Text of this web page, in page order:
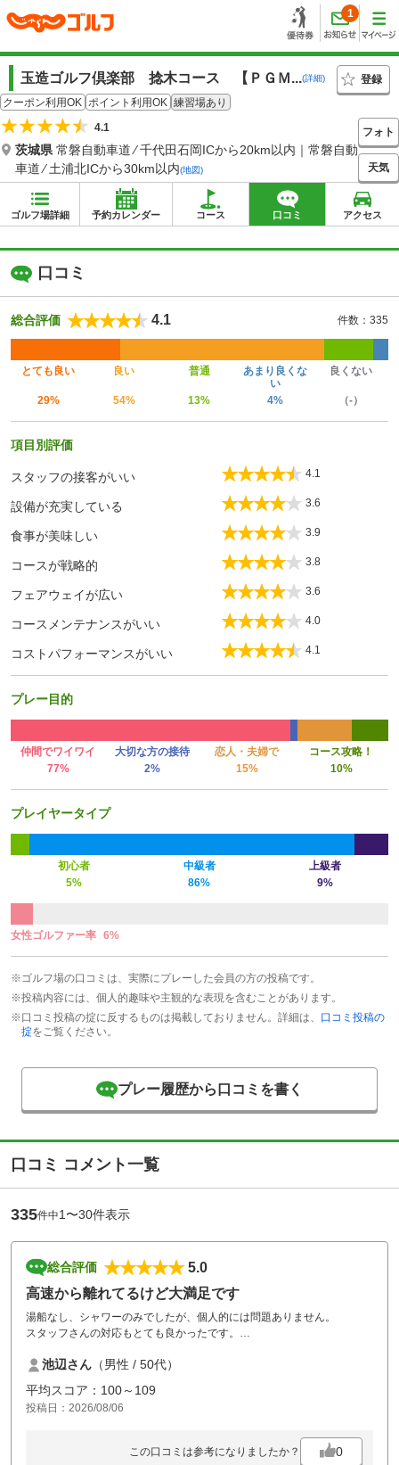
1
玉造ゴルフ倶楽部 捻木コース 【ＰＧＭ...(詳細)
登録
クーポン利用OK ポイント利用OK 練習場あり
4.1
茨城県 常磐自動車道 ⁄ 千代田石岡ICから20km以内｜常磐自動
車道 ⁄ 土浦北ICから30km以内(地図)
フォト
天気
ゴルフ場詳細 予約カレンダー コース 口コミ アクセス
口コミ
総合評価 4.1 件数：335
とても良い 良い 普通
あまり良くな
い
良くない
29% 54% 13% 4% （-）
項目別評価
スタッフの接客がいい 4.1
設備が充実している 3.6
食事が美味しい 3.9
コースが戦略的 3.8
フェアウェイが広い 3.6
コースメンテナンスがいい 4.0
コストパフォーマンスがいい 4.1
プレー目的
仲間でワイワイ 大切な方の接待 恋人・夫婦で
コース攻略！
77%
2% 15% 10%
プレイヤータイプ
初心者 中級者
上級者
5%
86% 9%
女性ゴルファー率 6%
※ゴルフ場の口コミは、実際にプレーした会員の方の投稿です。
※投稿内容には、個人的趣味や主観的な表現を含むことがあります。
※口コミ投稿の掟に反するものは掲載しておりません。詳細は、 口コミ投稿の
掟をご覧ください。
プレー履歴から口コミを書く
口コミ コメント一覧
335件中1〜30件表示
総合評価
5.0
高速から離れてるけど大満足です
湯船なし、シャワーのみでしたが、個人的には問題ありません。
スタッフさんの対応もとても良かったです。
池辺さん （男性 / 50代）
平均スコア：100～109
投稿日：2026/08/06
この口コミは参考になりましたか？ 0